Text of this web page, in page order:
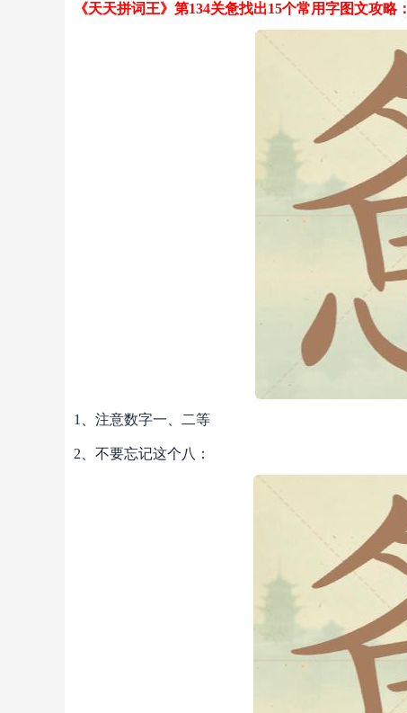
《天天拼词王》第134关惫找出15个常用字图文攻略：
1、注意数字一、二等
2、不要忘记这个八：